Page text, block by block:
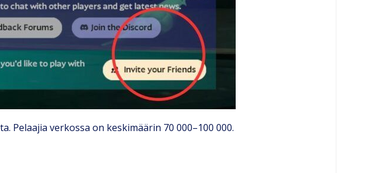
Pelaajia verkossa on keskimäärin 70 000–100 000.